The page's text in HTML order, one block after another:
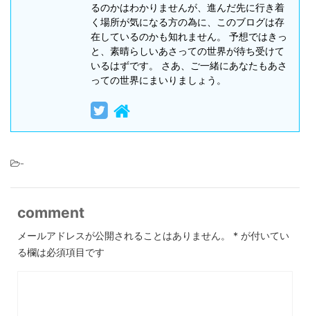
るのかはわかりませんが、進んだ先に行き着
く場所が気になる方の為に、このブログは存
在しているのかも知れません。 予想ではきっ
と、素晴らしいあさっての世界が待ち受けて
いるはずです。 さあ、ご一緒にあなたもあさ
っての世界にまいりましょう。
-
comment
メールアドレスが公開されることはありません。 * が付いてい
る欄は必須項目です